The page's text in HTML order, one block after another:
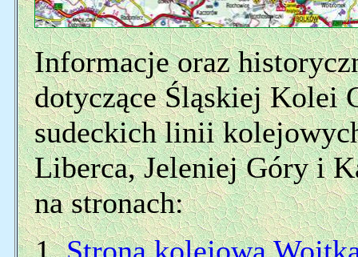
Informacje oraz
dotyczące Śląskiej Kolei
sudeckich linii
Liberca, Jeleniej Góry i
na stronach: